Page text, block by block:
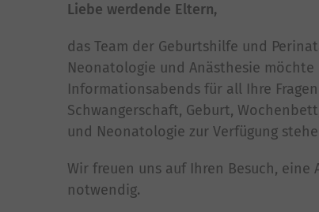
Liebe werdende Eltern,
das Team der Geburtshilfe und
Neonatologie und Anästhesie
Informationsabends für all Ihre
Schwangerschaft, Geburt,
und Neonatologie zur Verfügung
Wir freuen uns auf Ihren Besuch, eine
notwendig.